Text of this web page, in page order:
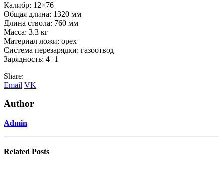
Калибр: 12×76
Общая длина: 1320 мм
Длина ствола: 760 мм
Масса: 3.3 кг
Материал ложи: орех
Система перезарядки: газоотвод
Зарядность: 4+1
Share:
Email VK
Author
Admin
Related Posts